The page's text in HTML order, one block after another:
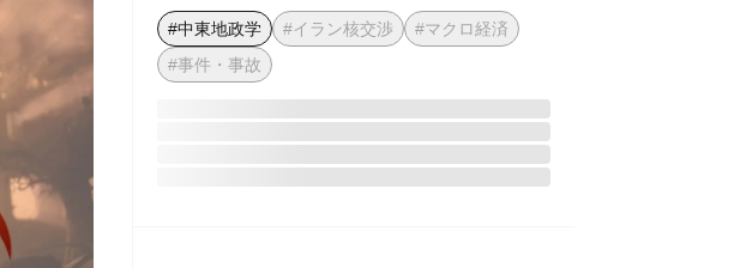
#中東地政学 #イラン核交渉
#マクロ経済
#事件・事故